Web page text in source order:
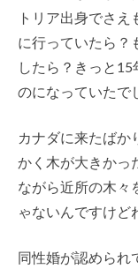
トリア出身でさ
に行っていたら？
したら？きっと
のになっていたで
カナダに来たばか
かく木が大きかっ
ながら近所の木
ゃないんですけど
同性婚が認めら